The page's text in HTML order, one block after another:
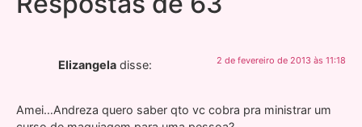
Elizangela disse: 2 de fevereiro de 2013 às 11:18
Amei…Andreza quero saber qto vc cobra pra ministrar um